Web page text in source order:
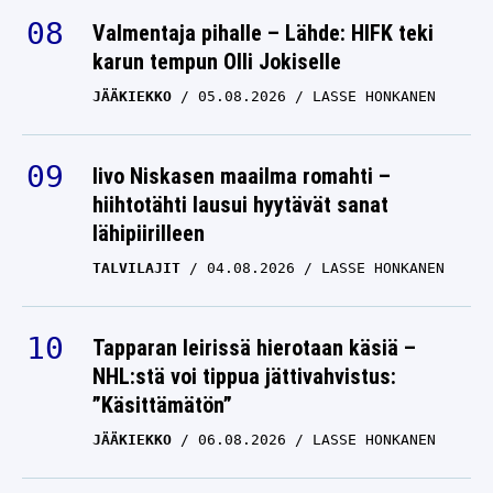
Valmentaja pihalle – Lähde: HIFK teki
karun tempun Olli Jokiselle
JÄÄKIEKKO 05.08.2026 LASSE HONKANEN
Iivo Niskasen maailma romahti –
hiihtotähti lausui hyytävät sanat
lähipiirilleen
TALVILAJIT 04.08.2026 LASSE HONKANEN
Tapparan leirissä hierotaan käsiä –
NHL:stä voi tippua jättivahvistus:
”Käsittämätön”
JÄÄKIEKKO 06.08.2026 LASSE HONKANEN